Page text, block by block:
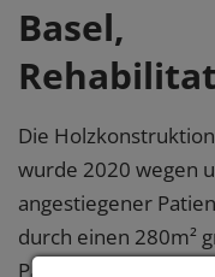
Basel,
Die
wurde 2020 wegen
angestiegener
durch einen 280m²
Pavillon auf der